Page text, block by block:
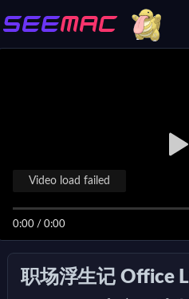
0:00 / 0:00
Video load failed
职场浮生记 Office